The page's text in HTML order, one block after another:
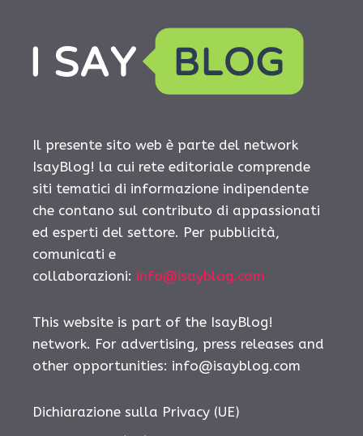
Il presente sito web è parte del network
IsayBlog! la cui rete editoriale comprende
siti tematici di informazione indipendente
che contano sul contributo di appassionati
ed esperti del settore. Per pubblicità,
comunicati e
collaborazioni: info@isayblog.com
This website is part of the IsayBlog!
network. For advertising, press releases and
other opportunities: info@isayblog.com
Dichiarazione sulla Privacy (UE)